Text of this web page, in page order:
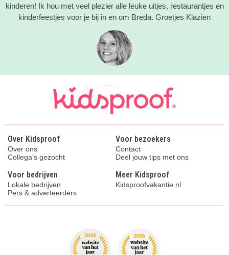
kinderen! Ik hou met veel plezier alle leuke uitjes, restaurantjes en
kinderfeestjes voor je bij in en om Breda. Groetjes Klazien
Over Kidsproof
Over ons
Collega's gezocht
Voor bezoekers
Contact
Deel jouw tips met ons
Voor bedrijven
Lokale bedrijven
Pers & adverteerders
Meer Kidsproof
Kidsproofvakantie.nl